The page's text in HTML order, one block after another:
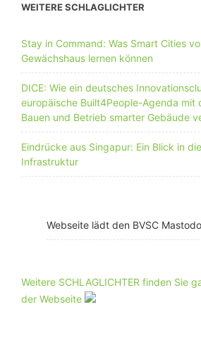
WEITERE SCHLAGLICHTER
Stay in Command: Was Smart Cities
Gewächshaus lernen können
DICE: Wie ein deutsches
europäische Built4People-Agenda mit
Bauen und Betrieb smarter Gebäude
Eindrücke aus Singapur: Ein Blick in
Infrastruktur
Webseite lädt den BVSC
Weitere SCHLAGLICHTER finden Sie
der Webseite